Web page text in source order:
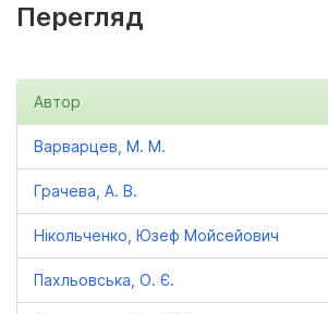
Перегляд
Автор
Варварцев, М. М.
Грачева, А. В.
Нікольченко, Юзеф Мойсейович
Пахльовська, О. Є.